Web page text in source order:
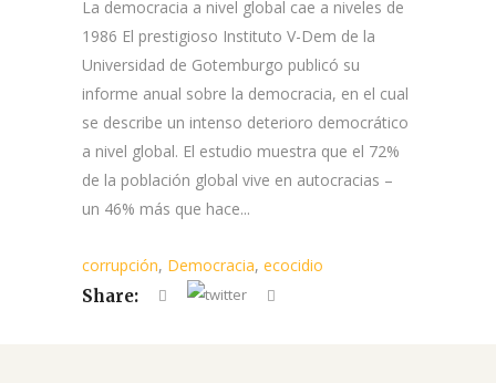
La democracia a nivel global cae a niveles de
1986 El prestigioso Instituto V-Dem de la
Universidad de Gotemburgo publicó su
informe anual sobre la democracia, en el cual
se describe un intenso deterioro democrático
a nivel global. El estudio muestra que el 72%
de la población global vive en autocracias –
un 46% más que hace...
corrupción, Democracia, ecocidio
Share: